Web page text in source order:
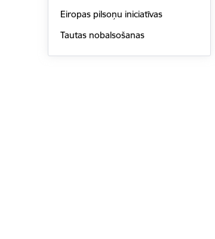
Eiropas pilsoņu iniciatīvas
Tautas nobalsošanas